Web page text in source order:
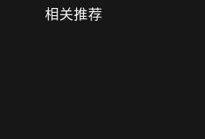
相关推荐